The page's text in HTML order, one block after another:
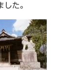
した。